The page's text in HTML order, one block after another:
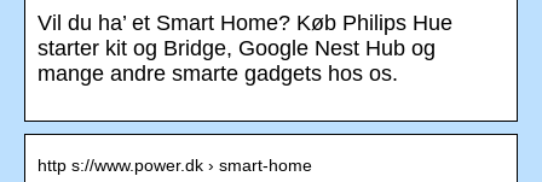
Vil du ha’ et Smart Home? Køb Philips Hue
starter kit og Bridge, Google Nest Hub og
mange andre smarte gadgets hos os.
http s://www.power.dk › smart-home